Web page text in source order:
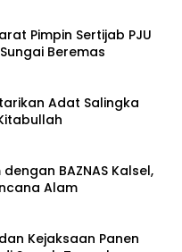
Pimpin Sertijab PJU
Beremas
Adat Salingka
BAZNAS Kalsel,
Alam
Kejaksaan Panen